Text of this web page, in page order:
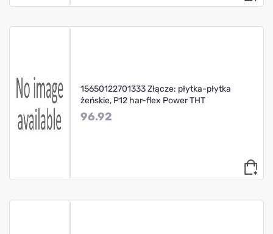
15650122701333 Złącze: płytka-płytka
żeńskie, P12 har-flex Power THT
96.92